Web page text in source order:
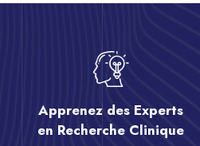
Apprenez des Experts
en Recherche Clinique